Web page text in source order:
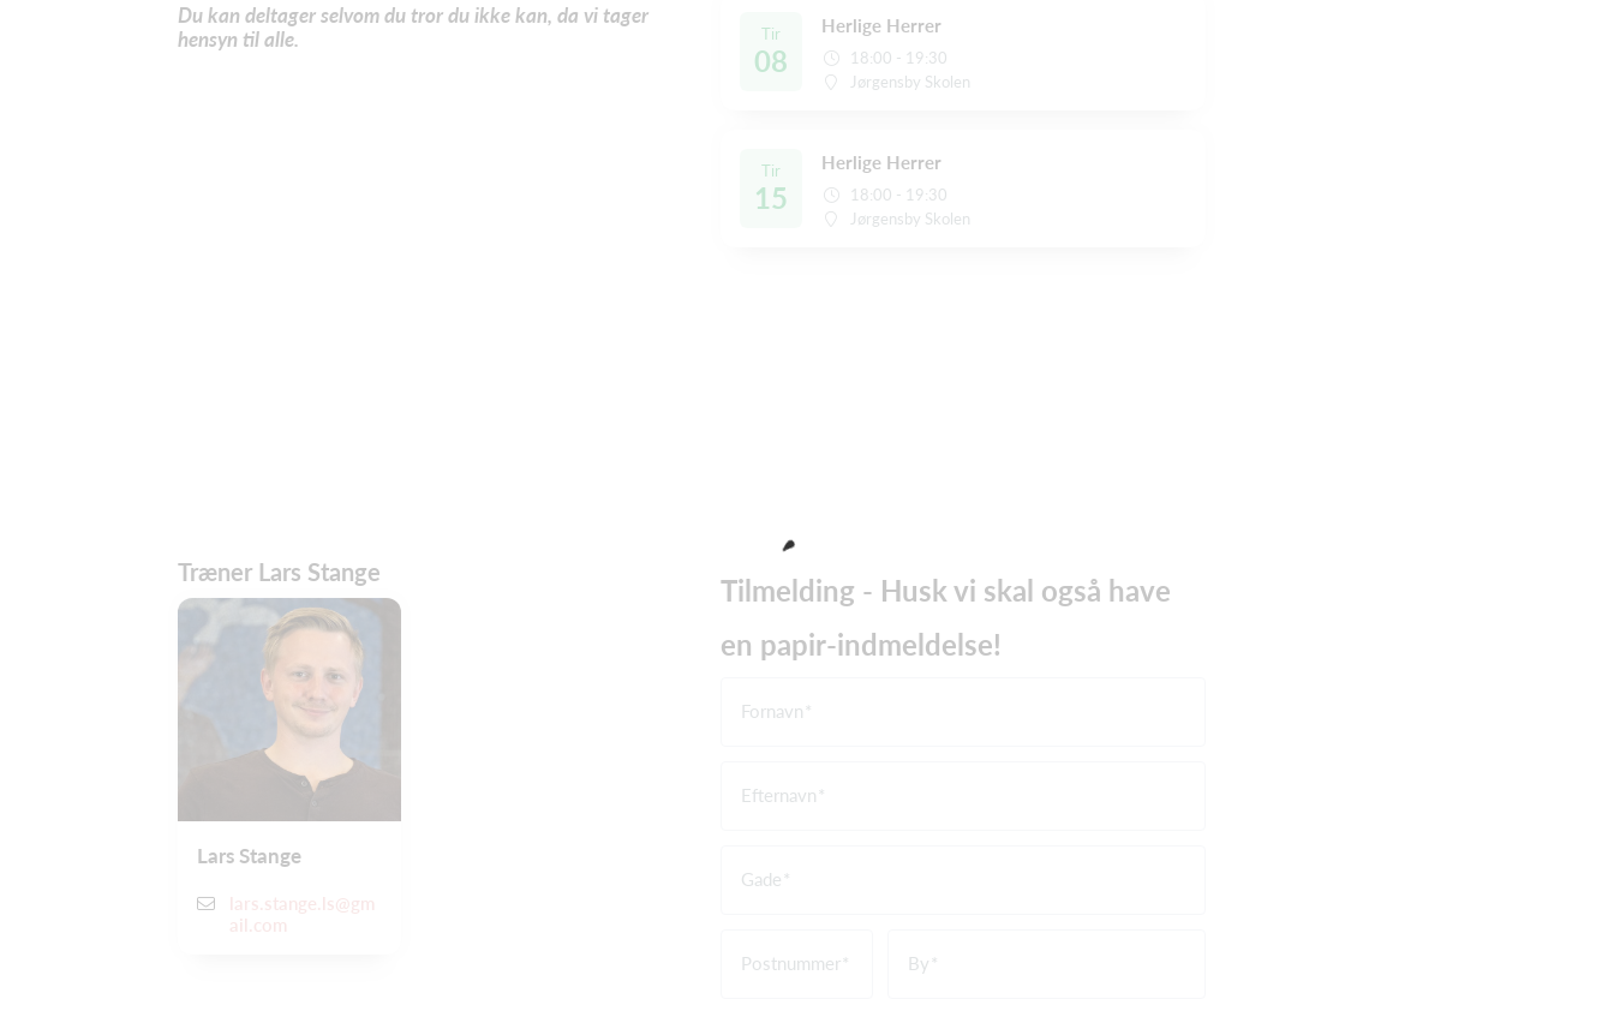
Du kan deltager selvom du tror du ikke kan, da vi tager
hensyn til alle.
Tir
08
Herlige Herrer
18:00 - 19:30
Jørgensby Skolen
Tir
15
Herlige Herrer
18:00 - 19:30
Jørgensby Skolen
Træner Lars Stange
Lars Stange
lars.stange.ls@gm
ail.com
Tilmelding - Husk vi skal også have
en papir-indmeldelse!
Fornavn
Efternavn
Gade
Postnummer By